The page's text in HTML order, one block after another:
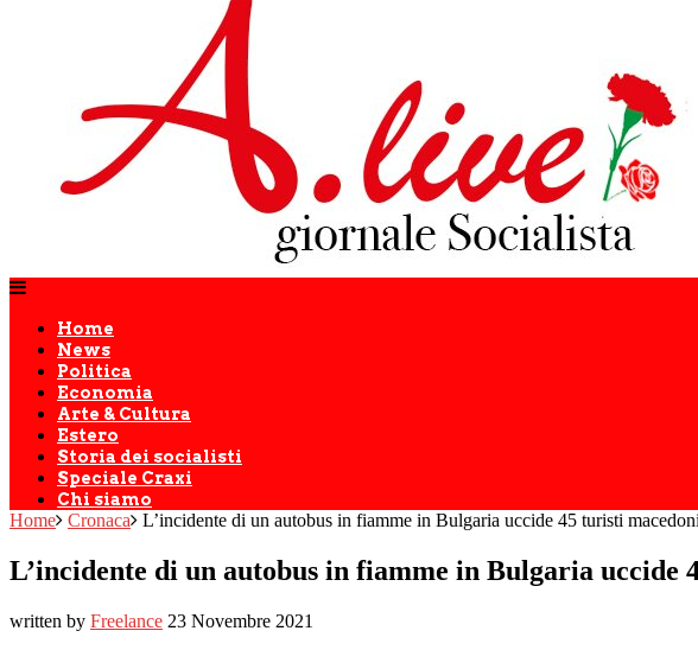
Home
News
Politica
Economia
Arte & Cultura
Estero
Storia dei socialisti
Speciale Craxi
Chi siamo
Home Cronaca L’incidente di un autobus in fiamme in Bulgaria uccide 45 turisti macedoni
L’incidente di un autobus in fiamme in Bulgaria uccide
written by Freelance 23 Novembre 2021